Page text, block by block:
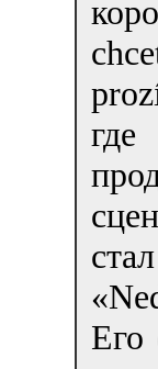
Его